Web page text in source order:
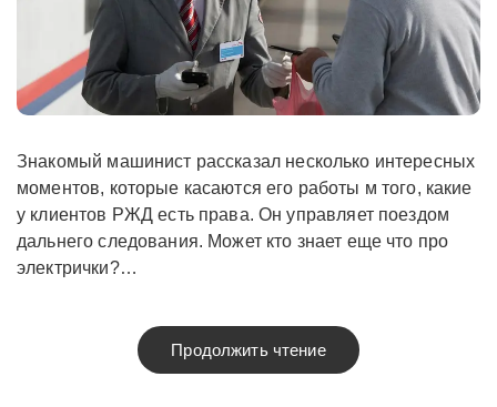
Знакомый машинист рассказал несколько интересных
моментов, которые касаются его работы м того, какие
у клиентов РЖД есть права. Он управляет поездом
дальнего следования. Может кто знает еще что про
электрички?…
Продолжить чтение